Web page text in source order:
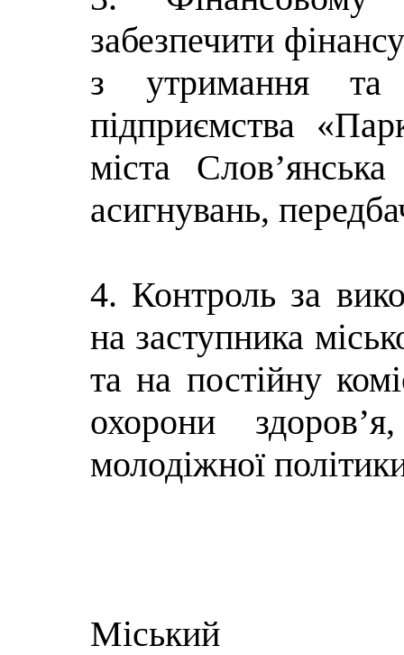
забезпечити
з утримання та
підприємства
міста
асигнувань,
4. Контроль за
на заступника
та на постійну
охорони
молодіжної
Міський